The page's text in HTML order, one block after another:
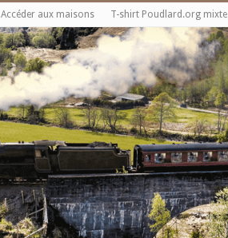
Accéder aux maisons T-shirt Poudlard.org mixte